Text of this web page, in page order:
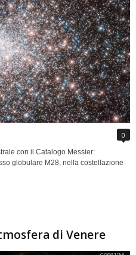
0
con il Catalogo Messier:
globulare M28, nella costellazione
di Venere